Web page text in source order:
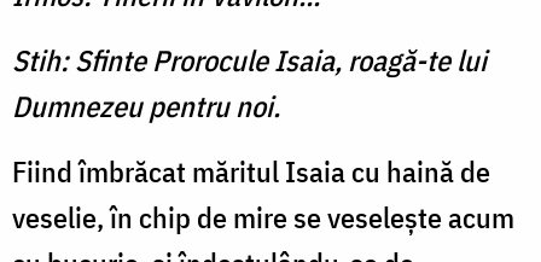
Stih: Sfinte Prorocule Isaia, roagă-te lui
Dumnezeu pentru noi.
Fiind îmbrăcat măritul Isaia cu haină de
veselie, în chip de mire se veseleşte acum